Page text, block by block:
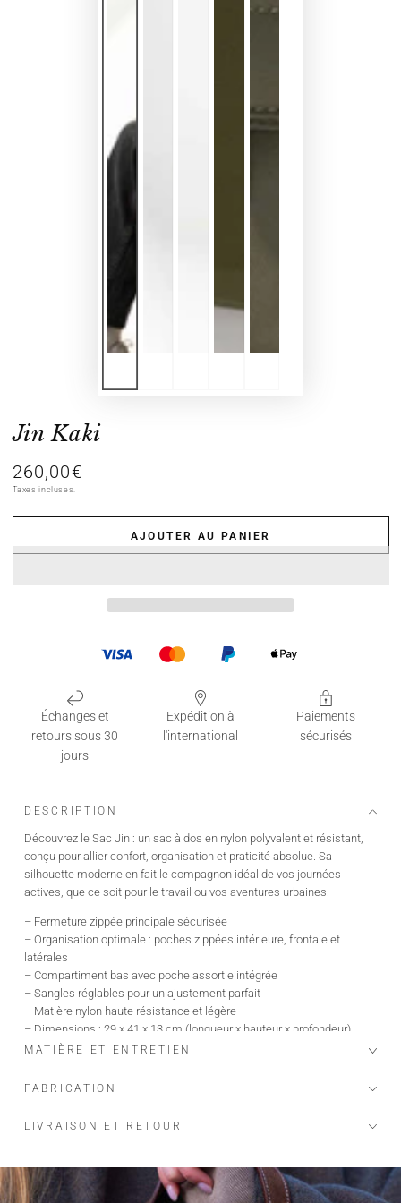
Jin Kaki
Prix
normal
260,00€
Taxes incluses.
AJOUTER AU PANIER
Échanges et
retours sous 30
jours
Expédition à
l'international
Paiements
sécurisés
DESCRIPTION
Découvrez le Sac Jin : un sac à dos en nylon polyvalent et résistant,
conçu pour allier confort, organisation et praticité absolue. Sa
silhouette moderne en fait le compagnon idéal de vos journées
actives, que ce soit pour le travail ou vos aventures urbaines.
– Fermeture zippée principale sécurisée
– Organisation optimale : poches zippées intérieure, frontale et
latérales
– Compartiment bas avec poche assortie intégrée
– Sangles réglables pour un ajustement parfait
– Matière nylon haute résistance et légère
– Dimensions : 29 x 41 x 13 cm (longueur x hauteur x profondeur)
– Peut contenir un ordinateur ou une tablette de 13 pouces ou 15
MATIÈRE ET ENTRETIEN
FABRICATION
LIVRAISON ET RETOUR